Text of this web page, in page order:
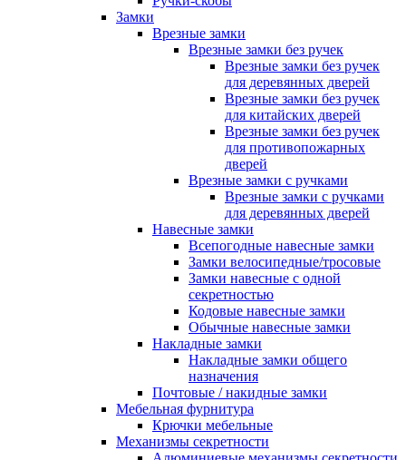
Замки
Врезные замки
Врезные замки без ручек
Врезные замки без ручек
для деревянных дверей
Врезные замки без ручек
для китайских дверей
Врезные замки без ручек
для противопожарных
дверей
Врезные замки с ручками
Врезные замки с ручками
для деревянных дверей
Навесные замки
Всепогодные навесные замки
Замки велосипедные/тросовые
Замки навесные с одной
секретностью
Кодовые навесные замки
Обычные навесные замки
Накладные замки
Накладные замки общего
назначения
Почтовые / накидные замки
Мебельная фурнитура
Крючки мебельные
Механизмы секретности